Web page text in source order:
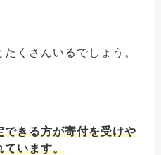
くさんいるでしょう。
できる方が寄付を受けや
ています。